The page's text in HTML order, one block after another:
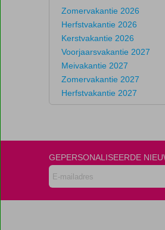
Zomervakantie 2026
Herfstvakantie 2026
Kerstvakantie 2026
Voorjaarsvakantie 2027
Meivakantie 2027
Zomervakantie 2027
Herfstvakantie 2027
GEPERSONALISEERDE